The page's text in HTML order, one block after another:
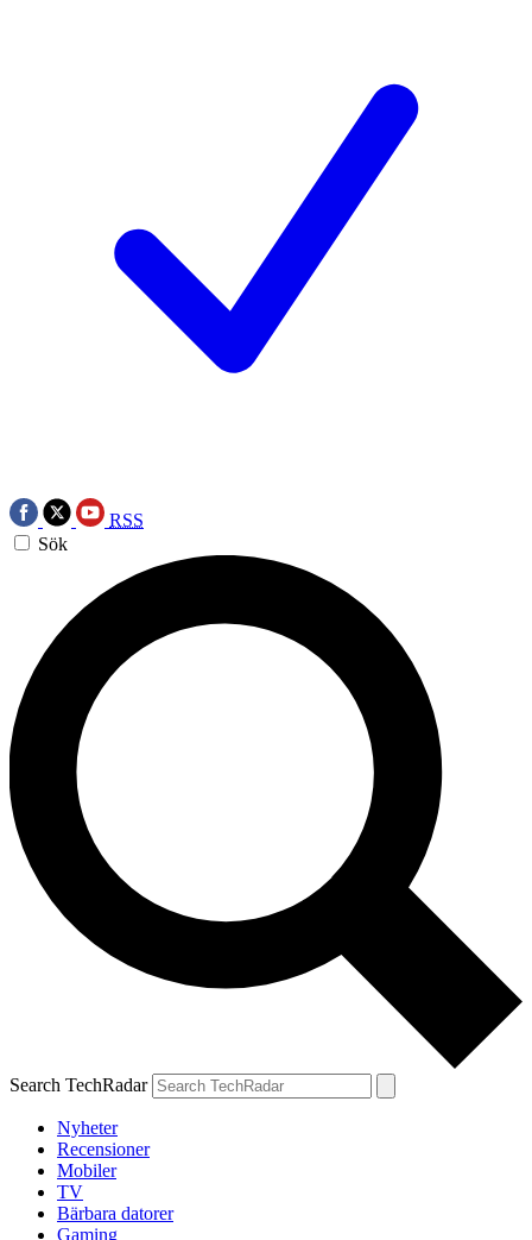
RSS
Sök
Search TechRadar
Nyheter
Recensioner
Mobiler
TV
Bärbara datorer
Gaming